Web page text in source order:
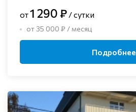
от1 290 ₽ / сутки
от 35 000 ₽ / месяц
Подробнее